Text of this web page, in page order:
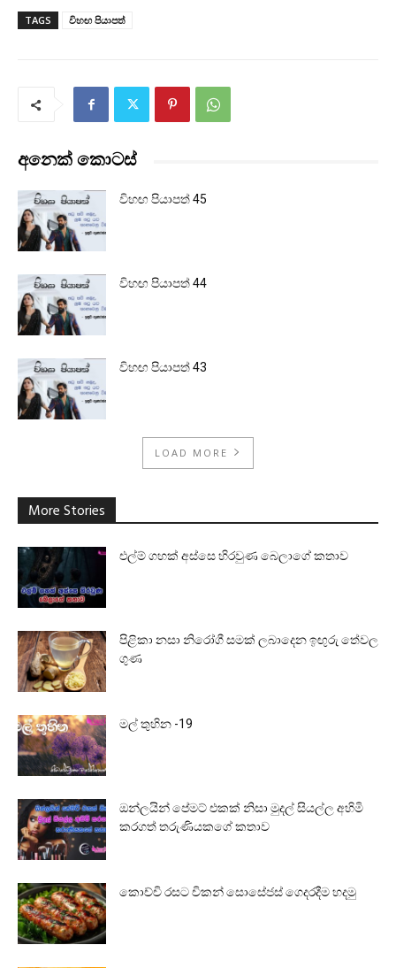
TAGS විහඟ පියාපත්
අනෙක් කොටස්
විහඟ පියාපත් 45
විහඟ පියාපත් 44
විහඟ පියාපත් 43
LOAD MORE
More Stories
එල්ම් ගහක් අස්සෙ හිරවුණ බෙලාගේ කතාව
පිළිකා නසා නිරෝගී සමක් ලබාදෙන ඉඟුරු තේවල
ගුණ
මල් තුහින -19
ඔන්ලයින් පේමට් එකක් නිසා මුදල් සියල්ල අහිමි
කරගත් තරුණියකගේ කතාව
කොච්චි රසට චිකන් සොසේජස් ගෙදරදීම හදමු